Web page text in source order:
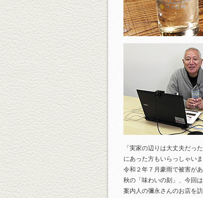
「実家の辺りは大丈夫だっ
にあった方もいらっしゃい
令和２年７月豪雨で被害が
秋の「味わいの刻」、今回
案内人の彌永さんのお店を訪